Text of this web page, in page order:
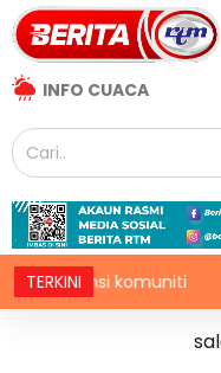
INFO CUACA
TERKINI
komuniti